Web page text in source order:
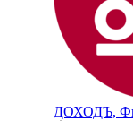
ДОХОДЪ,